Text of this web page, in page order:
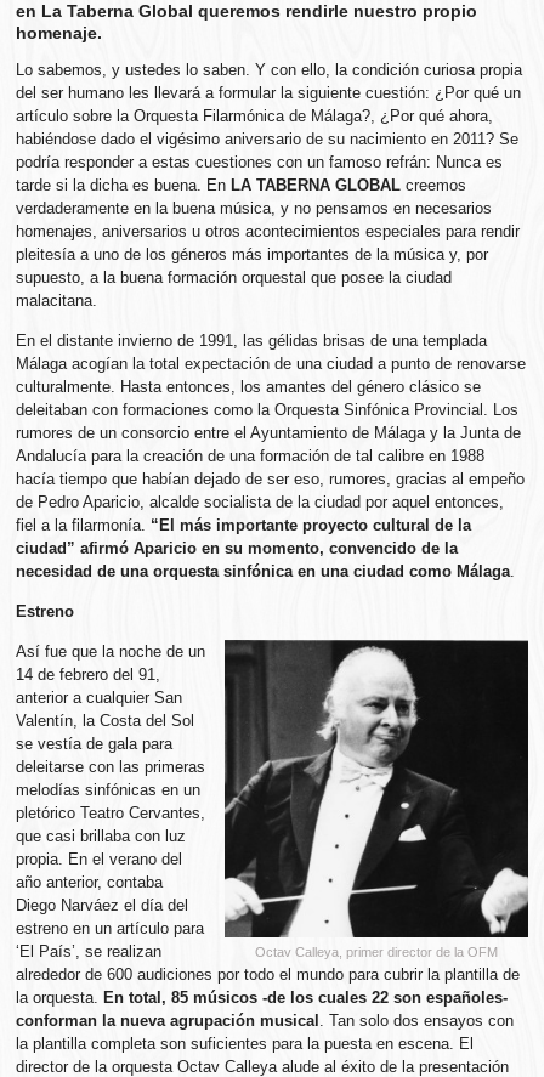
en La Taberna Global queremos rendirle nuestro propio
homenaje.
Lo sabemos, y ustedes lo saben. Y con ello, la condición curiosa propia
del ser humano les llevará a formular la siguiente cuestión: ¿Por qué un
artículo sobre la Orquesta Filarmónica de Málaga?, ¿Por qué ahora,
habiéndose dado el vigésimo aniversario de su nacimiento en 2011? Se
podría responder a estas cuestiones con un famoso refrán: Nunca es
tarde si la dicha es buena. En LA TABERNA GLOBAL creemos
verdaderamente en la buena música, y no pensamos en necesarios
homenajes, aniversarios u otros acontecimientos especiales para rendir
pleitesía a uno de los géneros más importantes de la música y, por
supuesto, a la buena formación orquestal que posee la ciudad
malacitana.
En el distante invierno de 1991, las gélidas brisas de una templada
Málaga acogían la total expectación de una ciudad a punto de renovarse
culturalmente. Hasta entonces, los amantes del género clásico se
deleitaban con formaciones como la Orquesta Sinfónica Provincial. Los
rumores de un consorcio entre el Ayuntamiento de Málaga y la Junta de
Andalucía para la creación de una formación de tal calibre en 1988
hacía tiempo que habían dejado de ser eso, rumores, gracias al empeño
de Pedro Aparicio, alcalde socialista de la ciudad por aquel entonces,
fiel a la filarmonía. “El más importante proyecto cultural de la
ciudad” afirmó Aparicio en su momento, convencido de la
necesidad de una orquesta sinfónica en una ciudad como Málaga.
Estreno
Octav Calleya, primer director de la OFM
Así fue que la noche de un
14 de febrero del 91,
anterior a cualquier San
Valentín, la Costa del Sol
se vestía de gala para
deleitarse con las primeras
melodías sinfónicas en un
pletórico Teatro Cervantes,
que casi brillaba con luz
propia. En el verano del
año anterior, contaba
Diego Narváez el día del
estreno en un artículo para
‘El País’, se realizan
alrededor de 600 audiciones por todo el mundo para cubrir la plantilla de
la orquesta. En total, 85 músicos -de los cuales 22 son españoles-
conforman la nueva agrupación musical . Tan solo dos ensayos con
la plantilla completa son suficientes para la puesta en escena. El
director de la orquesta Octav Calleya alude al éxito de la presentación